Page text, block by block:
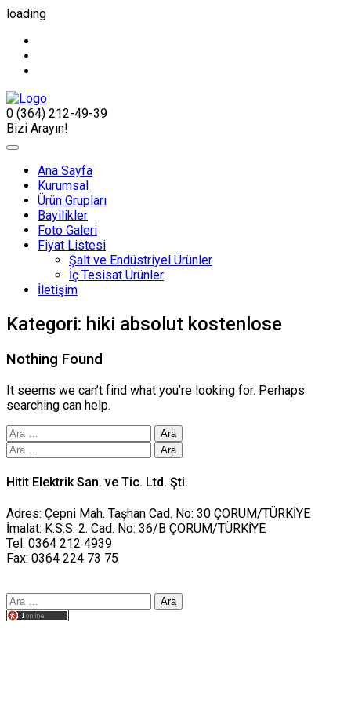
loading
0 (364) 212-49-39
Bizi Arayın!
Ana Sayfa
Kurumsal
Ürün Grupları
Bayilikler
Foto Galeri
Fiyat Listesi
Şalt ve Endüstriyel Ürünler
İç Tesisat Ürünler
İletişim
Kategori: hiki absolut kostenlose
Nothing Found
It seems we can’t find what you’re looking for. Perhaps
searching can help.
Arama:
Arama:
Hitit Elektrik San. ve Tic. Ltd. Şti.
Adres: Çepni Mah. Taşhan Cad. No: 30 ÇORUM/TÜRKİYE
İmalat: K.S.S. 2. Cad. No: 36/B ÇORUM/TÜRKİYE
Tel: 0364 212 4939
Fax: 0364 224 73 75
Arama: